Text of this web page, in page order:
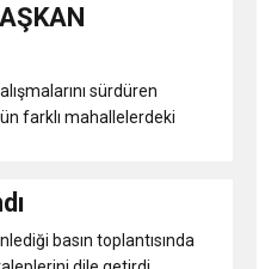
ve Onur Nişanesidir
sürdüren
farklı mahallelerdeki
basın toplantısında